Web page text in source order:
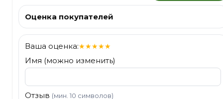
Оценка покупателей
Ваша оценка:★★★★★
Имя (можно изменить)
Отзыв (мин. 10 символов)